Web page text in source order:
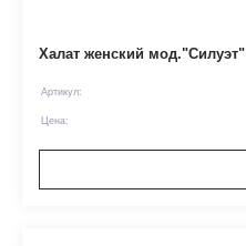
Халат женский мод."Силуэт"
Артикул:
Цена: